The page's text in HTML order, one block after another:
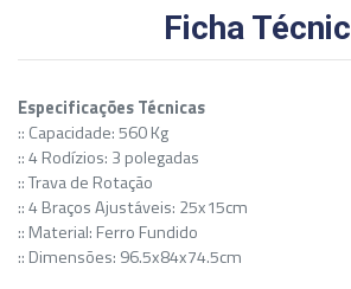
Ficha
Especificações Técnicas
:: Capacidade: 560 Kg
:: 4 Rodízios: 3 polegadas
:: Trava de Rotação
:: 4 Braços Ajustáveis: 25x15cm
:: Material: Ferro Fundido
:: Dimensões: 96.5x84x74.5cm